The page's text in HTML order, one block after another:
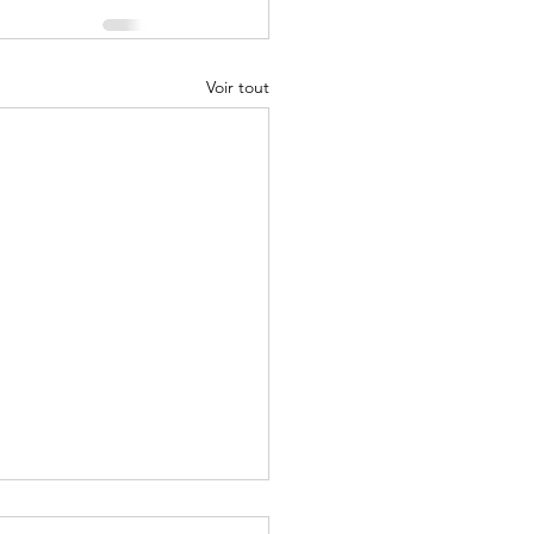
Voir tout
ayurvédique de la douleur